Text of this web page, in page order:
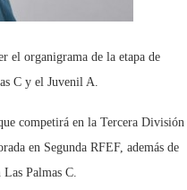
el organigrama de la etapa de
C y el Juvenil A.
competirá en la Tercera División
en Segunda RFEF, además de
Palmas C.